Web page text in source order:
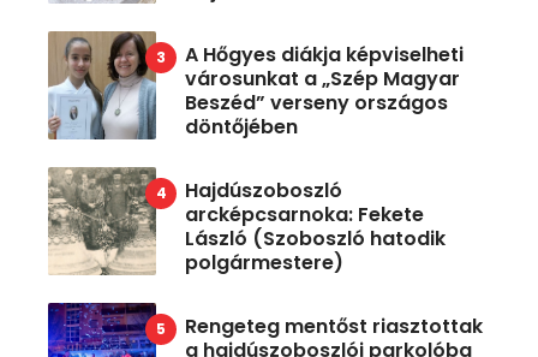
A Hőgyes diákja képviselheti
városunkat a „Szép Magyar
Beszéd” verseny országos
döntőjében
Hajdúszoboszló
arcképcsarnoka: Fekete
László (Szoboszló hatodik
polgármestere)
Rengeteg mentőst riasztottak
a hajdúszoboszlói parkolóba